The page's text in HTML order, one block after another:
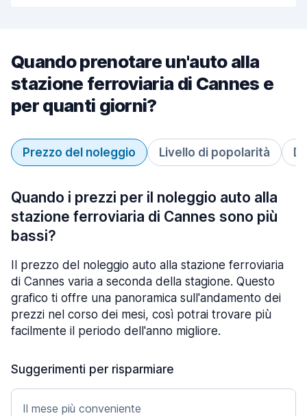
Quando prenotare un'auto alla
stazione ferroviaria di Cannes e
per quanti giorni?
Prezzo del noleggio Livello di popolarità
Quando i prezzi per il noleggio auto alla
stazione ferroviaria di Cannes sono più
bassi?
Il prezzo del noleggio auto alla stazione ferroviaria
di Cannes varia a seconda della stagione. Questo
grafico ti offre una panoramica sull'andamento dei
prezzi nel corso dei mesi, così potrai trovare più
facilmente il periodo dell'anno migliore.
Suggerimenti per risparmiare
Il mese più conveniente